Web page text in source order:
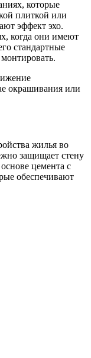
которые
плиткой или
эффект эхо.
когда они имеют
стандартные
окрашивания или
жилья во
защищает стену
цемента с
обеспечивают